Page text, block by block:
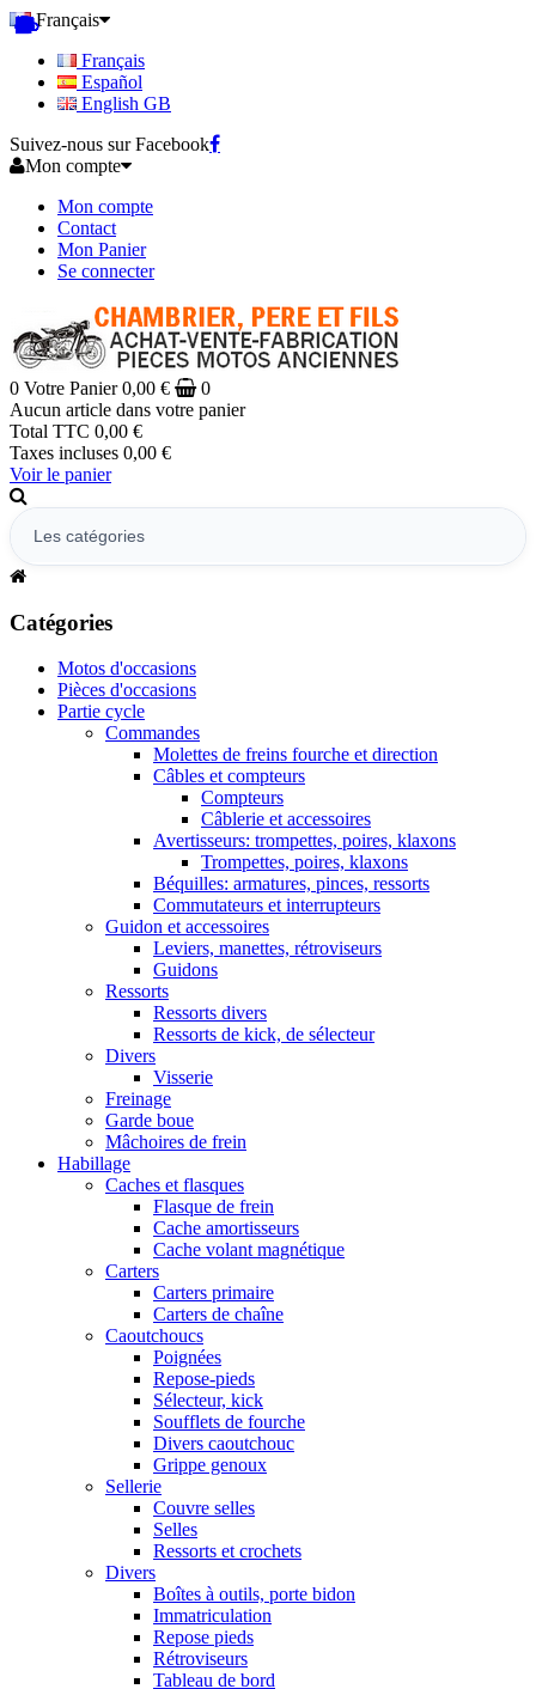
Français
Français
Español
English GB
Suivez-nous sur Facebook
Mon compte
Mon compte
Contact
Mon Panier
Se connecter
0 Votre Panier 0,00 €
0
Aucun article dans votre panier
Total TTC 0,00 €
Taxes incluses 0,00 €
Voir le panier
Catégories
Motos d'occasions
Pièces d'occasions
Partie cycle
Commandes
Molettes de freins fourche et direction
Câbles et compteurs
Compteurs
Câblerie et accessoires
Avertisseurs: trompettes, poires, klaxons
Trompettes, poires, klaxons
Béquilles: armatures, pinces, ressorts
Commutateurs et interrupteurs
Guidon et accessoires
Leviers, manettes, rétroviseurs
Guidons
Ressorts
Ressorts divers
Ressorts de kick, de sélecteur
Divers
Visserie
Freinage
Garde boue
Mâchoires de frein
Habillage
Caches et flasques
Flasque de frein
Cache amortisseurs
Cache volant magnétique
Carters
Carters primaire
Carters de chaîne
Caoutchoucs
Poignées
Repose-pieds
Sélecteur, kick
Soufflets de fourche
Divers caoutchouc
Grippe genoux
Sellerie
Couvre selles
Selles
Ressorts et crochets
Divers
Boîtes à outils, porte bidon
Immatriculation
Repose pieds
Rétroviseurs
Tableau de bord